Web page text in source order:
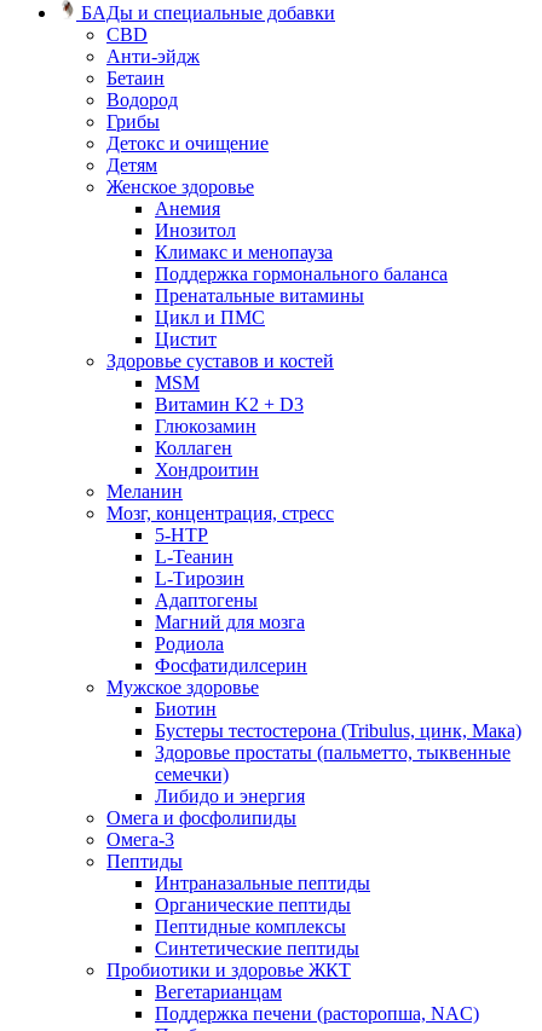
БАДы и специальные добавки
CBD
Анти-эйдж
Бетаин
Водород
Грибы
Детокс и очищение
Детям
Женское здоровье
Анемия
Инозитол
Климакс и менопауза
Поддержка гормонального баланса
Пренатальные витамины
Цикл и ПМС
Цистит
Здоровье суставов и костей
MSM
Витамин K2 + D3
Глюкозамин
Коллаген
Хондроитин
Меланин
Мозг, концентрация, стресс
5-HTP
L-Теанин
L-Тирозин
Адаптогены
Магний для мозга
Родиола
Фосфатидилсерин
Мужское здоровье
Биотин
Бустеры тестостерона (Tribulus, цинк, Мака)
Здоровье простаты (пальметто, тыквенные
семечки)
Либидо и энергия
Омега и фосфолипиды
Омега-3
Пептиды
Интраназальные пептиды
Органические пептиды
Пептидные комплексы
Синтетические пептиды
Пробиотики и здоровье ЖКТ
Вегетарианцам
Поддержка печени (расторопша, NAC)